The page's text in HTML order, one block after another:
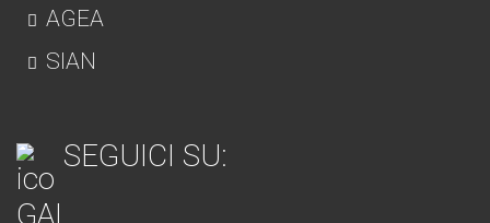
AGEA
SIAN
SEGUICI SU: